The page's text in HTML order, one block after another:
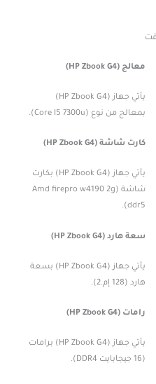
معالج (HP Zbook G4)
يأتي جهاز (HP Zbook G4)
بمعالج من نوع (Core I5 7300u).
كارت شاشة (HP Zbook G4)
يأتي جهاز (HP Zbook G4) بكارت
شاشة (Amd firepro w4190 2g
ddr5).
سعة هارد (HP Zbook G4)
يأتي جهاز (HP Zbook G4) بسعة
هارد (128 إم.2).
رامات (HP Zbook G4)
يأتي جهاز (HP Zbook G4) برامات
(16 جيجابايت DDR4).